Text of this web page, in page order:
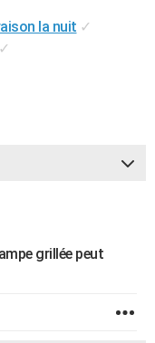
la nuit ✓
✓
grillée peut